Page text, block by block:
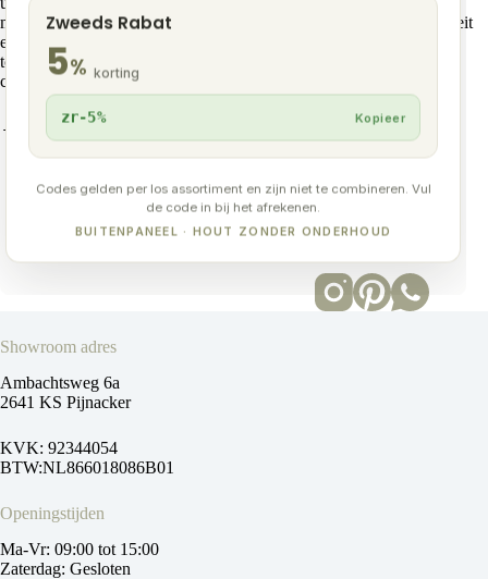
Zweeds Rabat
5% korting
zr-5% Kopieer
Codes gelden per los assortiment en zijn niet te combineren. Vul
de code in bij het afrekenen.
BUITENPANEEL · HOUT ZONDER ONDERHOUD
moderne woningen, chalets en professionele projecten waar kwaliteit
en onderhoudsgemak belangrijk zijn. Wie kiest voor een
toekomstbestendig terras zonder jaarlijks onderhoud, kiest voor
composiet.
→ Bestel een sample om het verschil zelf te ervaren.
Showroom adres
Ambachtsweg 6a
2641 KS Pijnacker
KVK: 92344054
BTW:NL866018086B01
Openingstijden
Ma-Vr: 09:00 tot 15:00
Zaterdag: Gesloten